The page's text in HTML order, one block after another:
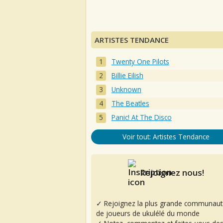
ARTISTES TENDANCE
Twenty One Pilots
Billie Eilish
Unknown
The Beatles
Panic! At The Disco
Voir tout: Artistes Tendance
Rejoignez nous!
✓ Rejoignez la plus grande
de joueurs de ukulélé du monde